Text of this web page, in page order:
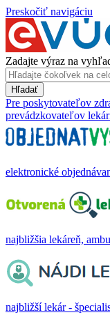
Preskočiť navigáciu
Zadajte výraz na
Hľadať
Pre poskytovateľov
prevádzkovateľov
elektronické
najbližšia lekáreň,
najbližší lekár -